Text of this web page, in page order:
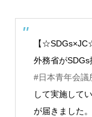
【
外務省が
#日本青年会議
して実施して
が届きました